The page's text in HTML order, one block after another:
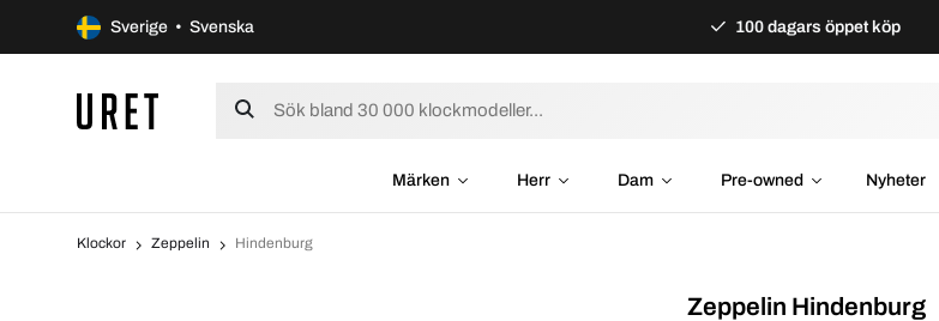
Sverige • Svenska 100 dagars öppet köp
Märken Herr Dam Pre-owned Nyheter
Klockor Zeppelin Hindenburg
Zeppelin Hindenburg